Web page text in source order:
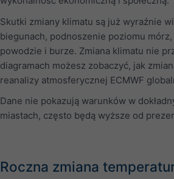
Skutki zmiany klimatu są już wyraźnie
biegunach, podnoszenie poziomu
powodzie i burze. Zmiana klimatu nie
diagramach możesz zobaczyć, jak
reanalizy atmosferycznej ECMWF
Dane nie pokazują warunków w
miastach, często będą wyższe od
Roczna zmiana